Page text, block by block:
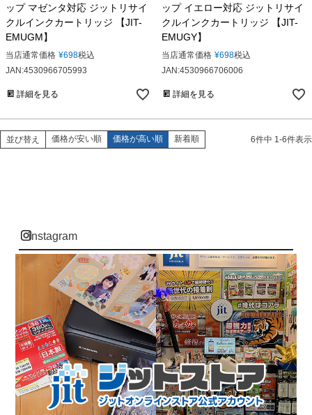
ップ マゼンタ対応 ジットリサイ
クルインクカートリッジ 【JIT-
EMUGM】
当店通常価格 ¥698税込
JAN:4530966705993
詳細を見る
ップ イエロー対応 ジットリサイ
クルインクカートリッジ 【JIT-
EMUGY】
当店通常価格 ¥698税込
JAN:4530966706006
詳細を見る
並び替え 価格が安い順 価格が高い順 新着順 6件中 1-6件表示
instagram